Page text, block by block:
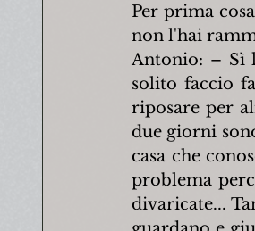
Per prima
non l'hai
Antonio: – Sì
solito faccio
riposare per
due giorni
casa che
problema
divaricate...